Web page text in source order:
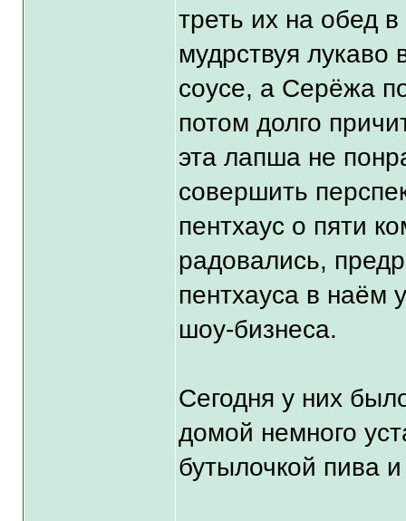
треть их на обед
мудрствуя лукаво
соусе, а Серёжа
потом долго
эта лапша не
совершить
пентхаус о пяти
радовались,
пентхауса в наём
шоу-бизнеса.
Сегодня у них
домой немного
бутылочкой пива